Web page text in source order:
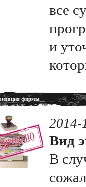
все
и
фирмы
2014-
Вид
В